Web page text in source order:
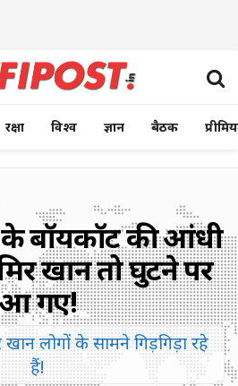
रक्षा विश्व ज्ञान बैठक
के बॉयकॉट की आंधी
खान तो घुटने पर
गए!
लोगों के सामने गिड़गिड़ा रहे
हैं!